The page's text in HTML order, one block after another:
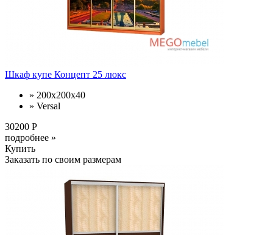
Шкаф купе Концепт 25 люкс
» 200х200х40
» Versal
30200 Р
подробнее »
Купить
Заказать по своим размерам